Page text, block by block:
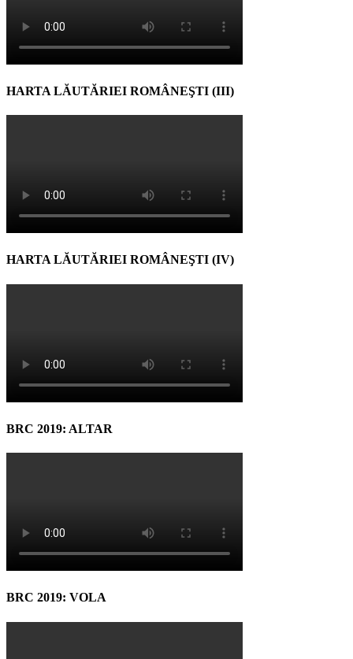
HARTA LĂUTĂRIEI ROMÂNEŞTI (III)
HARTA LĂUTĂRIEI ROMÂNEŞTI (IV)
BRC 2019: ALTAR
BRC 2019: VOLA